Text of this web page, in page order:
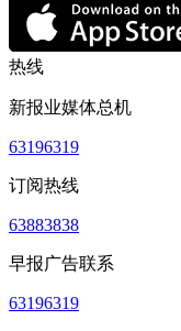
热线
新报业媒体总机
63196319
订阅热线
63883838
早报广告联系
63196319